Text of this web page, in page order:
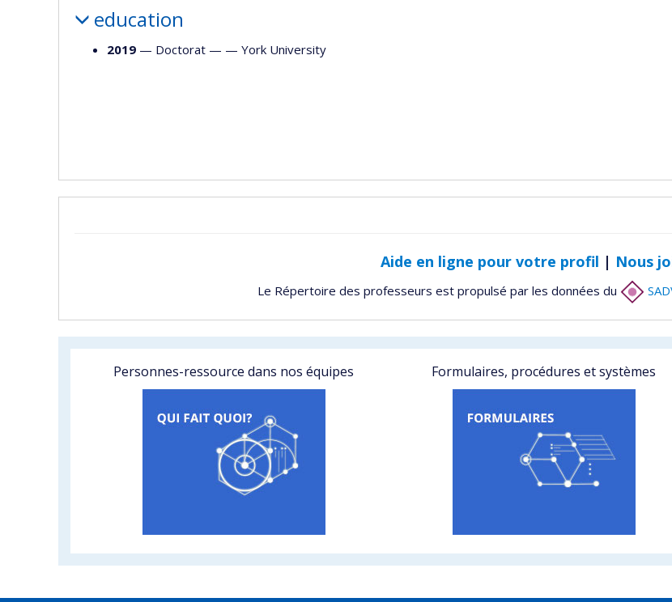
education
2019 — Doctorat — — York University
Aide en ligne pour votre profil | Nous
Le Répertoire des professeurs est propulsé par les données du
Personnes-ressource dans nos équipes Formulaires, procédures et systèmes